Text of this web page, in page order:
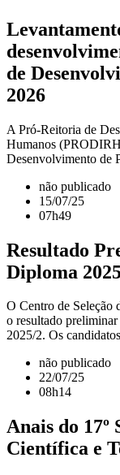
de
2026
A Pró-Reitoria de
Humanos
Desenvolvimento de
não publicado
15/07/25
07h49
Resultado
Diploma
O Centro de Seleção
o resultado
2025/2. Os
não publicado
22/07/25
08h14
Anais do 17º
Científica e